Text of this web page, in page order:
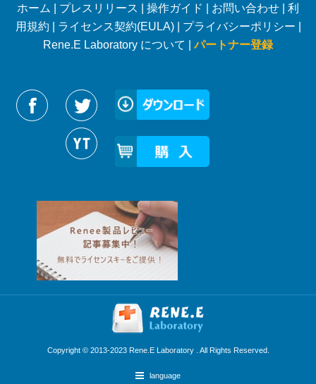
ホーム プレスリリース 操作ガイド お問い合わせ
利
用規約
ライセンス契約(EULA)| プライバシーポリシー
Rene.E Laboratory について |パートナー登録
Reneelabをフォローする
Copyright © 2013-2023 Rene.E Laboratory . All Rights Reserved.
language